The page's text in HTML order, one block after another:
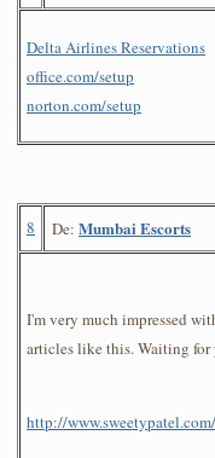
Delta Airlines Reservations
office.com/setup
norton.com/setup
8 De: Mumbai Escorts
I'm very much impressed
articles like this. Waiting for
http://www.sweetypatel.com/